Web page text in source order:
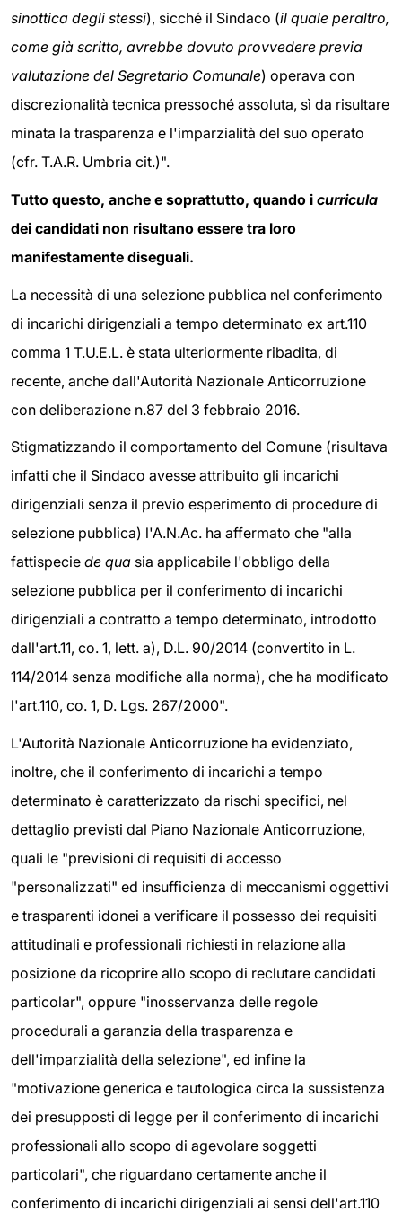
sinottica degli stessi), sicché il Sindaco (il quale peraltro,
come già scritto, avrebbe dovuto provvedere previa
valutazione del Segretario Comunale) operava con
discrezionalità tecnica pressoché assoluta, sì da risultare
minata la trasparenza e l'imparzialità del suo operato
(cfr. T.A.R. Umbria cit.)".
Tutto questo, anche e soprattutto, quando i curricula
dei candidati non risultano essere tra loro
manifestamente diseguali.
La necessità di una selezione pubblica nel conferimento
di incarichi dirigenziali a tempo determinato ex art.110
comma 1 T.U.E.L. è stata ulteriormente ribadita, di
recente, anche dall'Autorità Nazionale Anticorruzione
con deliberazione n.87 del 3 febbraio 2016.
Stigmatizzando il comportamento del Comune (risultava
infatti che il Sindaco avesse attribuito gli incarichi
dirigenziali senza il previo esperimento di procedure di
selezione pubblica) l'A.N.Ac. ha affermato che "alla
fattispecie de qua sia applicabile l'obbligo della
selezione pubblica per il conferimento di incarichi
dirigenziali a contratto a tempo determinato, introdotto
dall'art.11, co. 1, lett. a), D.L. 90/2014 (convertito in L.
114/2014 senza modifiche alla norma), che ha modificato
l'art.110, co. 1, D. Lgs. 267/2000".
L'Autorità Nazionale Anticorruzione ha evidenziato,
inoltre, che il conferimento di incarichi a tempo
determinato è caratterizzato da rischi specifici, nel
dettaglio previsti dal Piano Nazionale Anticorruzione,
quali le "previsioni di requisiti di accesso
"personalizzati" ed insufficienza di meccanismi oggettivi
e trasparenti idonei a verificare il possesso dei requisiti
attitudinali e professionali richiesti in relazione alla
posizione da ricoprire allo scopo di reclutare candidati
particolar", oppure "inosservanza delle regole
procedurali a garanzia della trasparenza e
dell'imparzialità della selezione", ed infine la
"motivazione generica e tautologica circa la sussistenza
dei presupposti di legge per il conferimento di incarichi
professionali allo scopo di agevolare soggetti
particolari", che riguardano certamente anche il
conferimento di incarichi dirigenziali ai sensi dell'art.110